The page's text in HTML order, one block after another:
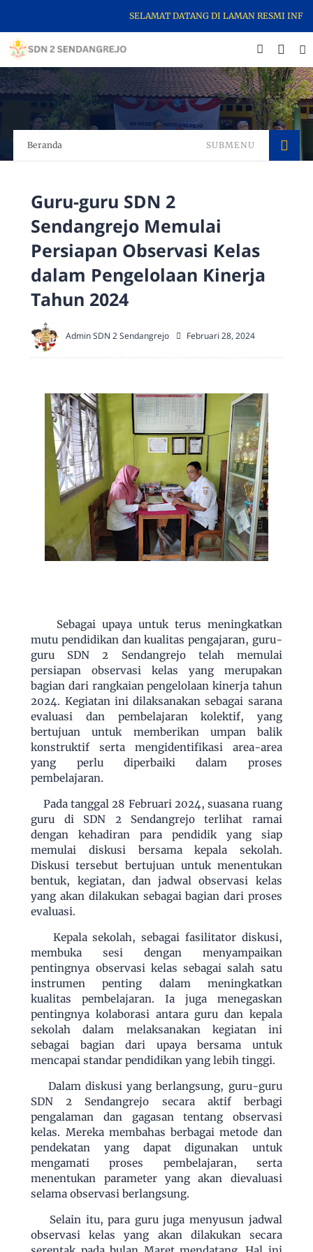
SELAMAT DATANG DI LAMAN RESMI
Beranda SUBMENU
Guru-guru SDN 2
Sendangrejo Memulai
Persiapan Observasi Kelas
dalam Pengelolaan Kinerja
Tahun 2024
Admin SDN 2 Sendangrejo Februari 28, 2024
Sebagai upaya untuk terus meningkatkan
mutu pendidikan dan kualitas pengajaran, guru-
guru SDN 2 Sendangrejo telah memulai
persiapan observasi kelas yang merupakan
bagian dari rangkaian pengelolaan kinerja tahun
2024. Kegiatan ini dilaksanakan sebagai sarana
evaluasi dan pembelajaran kolektif, yang
bertujuan untuk memberikan umpan balik
konstruktif serta mengidentifikasi area-area
yang perlu diperbaiki dalam proses
pembelajaran.
Pada tanggal 28 Februari 2024, suasana ruang
guru di SDN 2 Sendangrejo terlihat ramai
dengan kehadiran para pendidik yang siap
memulai diskusi bersama kepala sekolah.
Diskusi tersebut bertujuan untuk menentukan
bentuk, kegiatan, dan jadwal observasi kelas
yang akan dilakukan sebagai bagian dari proses
evaluasi.
Kepala sekolah, sebagai fasilitator diskusi,
membuka sesi dengan menyampaikan
pentingnya observasi kelas sebagai salah satu
instrumen penting dalam meningkatkan
kualitas pembelajaran. Ia juga menegaskan
pentingnya kolaborasi antara guru dan kepala
sekolah dalam melaksanakan kegiatan ini
sebagai bagian dari upaya bersama untuk
mencapai standar pendidikan yang lebih tinggi.
Dalam diskusi yang berlangsung, guru-guru
SDN 2 Sendangrejo secara aktif berbagi
pengalaman dan gagasan tentang observasi
kelas. Mereka membahas berbagai metode dan
pendekatan yang dapat digunakan untuk
mengamati proses pembelajaran, serta
menentukan parameter yang akan dievaluasi
selama observasi berlangsung.
Selain itu, para guru juga menyusun jadwal
observasi kelas yang akan dilakukan secara